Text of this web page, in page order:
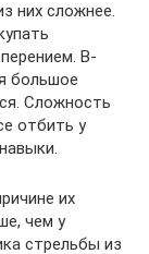
них сложнее.
В-
большое
Сложность
отбить у
их
чем у
стрельбы из